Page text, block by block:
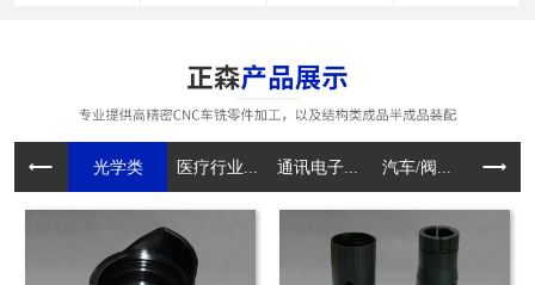
光学类 医疗行业... 通讯电子... 汽车/阀... 电动工